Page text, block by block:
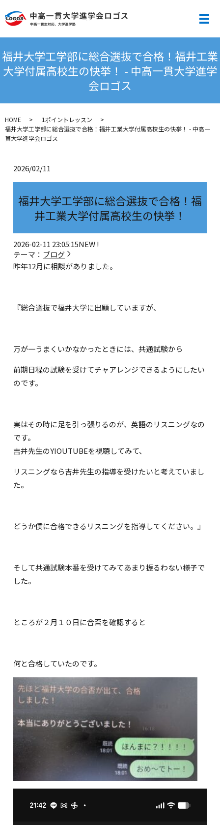
メ
福井大学工学部に総合選抜で合格！福井工業
大学付属高校生の快挙！ - 中高一貫大学進学
会ロゴス
HOME
1ポイントレッスン
福井大学工学部に総合選抜で合格！福井工業大学付属高校生の快挙！ - 中高一
貫大学進学会ロゴス
2026/02/11
福井大学工学部に総合選抜で合格！福
井工業大学付属高校生の快挙！
2026-02-11 23:05:15NEW !
テーマ： ブログ
昨年12月に相談がありました。
『総合選抜で福井大学に出願していますが、
万が一うまくいかなかったときには、共通試験から
前期日程の試験を受けてチャアレンジできるようにしたい
のです。
実はその時に足を引っ張りるのが、英語のリスニングなの
です。
吉井先生のYIOUTUBEを視聴してみて、
リスニングなら吉井先生の指導を受けたいと考えていまし
た。
どうか僕に合格できるリスニングを指導してください。』
そして共通試験本番を受けてみてあまり振るわない様子で
した。
ところが２月１０日に合否を確認すると
何と合格していたのです。